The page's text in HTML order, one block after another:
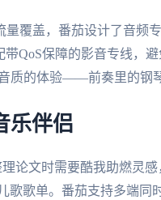
量覆盖，番茄设计了音频
QoS保障的影音专线，
质的体验——前奏里的钢
乐伴侣
论文时需要酷我助燃灵
歌歌单。番茄支持多端